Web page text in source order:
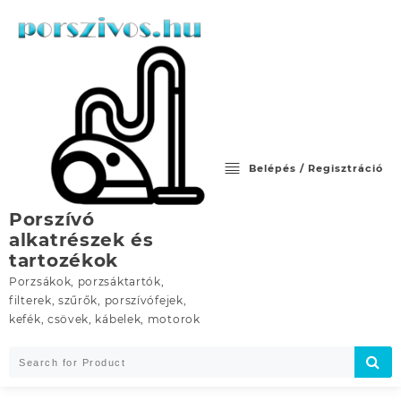
Porszívó
alkatrészek és
tartozékok
Porzsákok, porzsáktartók,
filterek, szűrők, porszívófejek,
kefék, csövek, kábelek, motorok
Belépés / Regisztráció